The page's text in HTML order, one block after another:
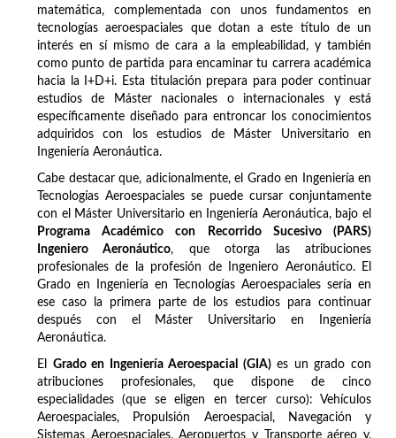
matemática, complementada con unos fundamentos en
tecnologías aeroespaciales que dotan a este título de un
interés en sí mismo de cara a la empleabilidad, y también
como punto de partida para encaminar tu carrera académica
hacia la I+D+i. Esta titulación prepara para poder continuar
estudios de Máster nacionales o internacionales y está
específicamente diseñado para entroncar los conocimientos
adquiridos con los estudios de Máster Universitario en
Ingeniería Aeronáutica.
Cabe destacar que, adicionalmente, el Grado en Ingeniería en
Tecnologías Aeroespaciales se puede cursar conjuntamente
con el Máster Universitario en Ingeniería Aeronáutica, bajo el
Programa Académico con Recorrido Sucesivo (PARS)
Ingeniero Aeronáutico, que otorga las atribuciones
profesionales de la profesión de Ingeniero Aeronáutico. El
Grado en Ingeniería en Tecnologías Aeroespaciales sería en
ese caso la primera parte de los estudios para continuar
después con el Máster Universitario en Ingeniería
Aeronáutica.
El Grado en Ingeniería Aeroespacial (GIA)es un grado con
atribuciones profesionales, que dispone de cinco
especialidades (que se eligen en tercer curso): Vehículos
Aeroespaciales, Propulsión Aeroespacial, Navegación y
Sistemas Aeroespaciales, Aeropuertos y Transporte aéreo y,